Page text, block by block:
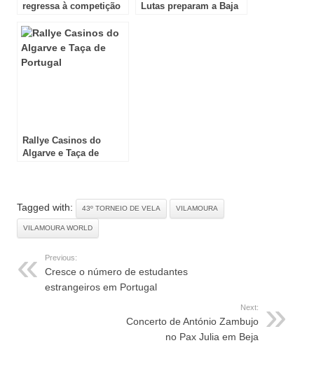
regressa à competição
Lutas preparam a Baja
Rallye Casinos do
Algarve e Taça de
Tagged with: 43º TORNEIO DE VELA VILAMOURA
VILAMOURA WORLD
Previous:
Cresce o número de estudantes
estrangeiros em Portugal
Next:
Concerto de António Zambujo
no Pax Julia em Beja